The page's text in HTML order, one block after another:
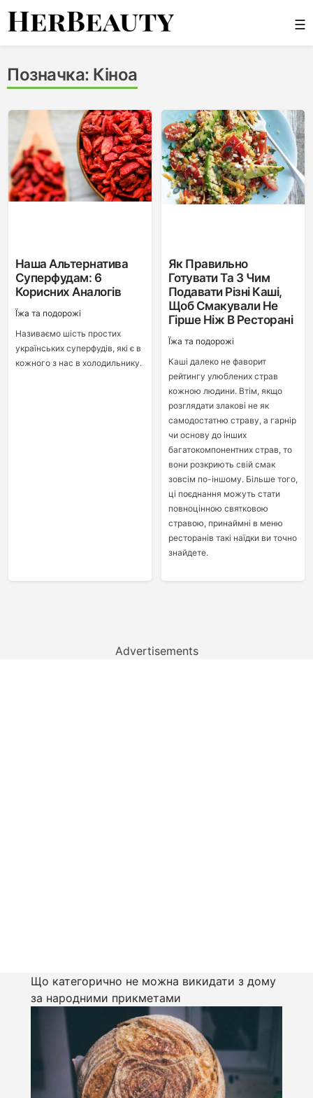
Skip
☰
Позначка: Кіноа
Наша Альтернатива
Суперфудам: 6
Корисних Аналогів
Ї́жа та подорожі
Називаємо шість простих
українських суперфудів, які є в
кожного з нас в холодильнику.
Як Правильно
Готувати Та З Чим
Подавати Різні Каші,
Щоб Смакували Не
Гірше Ніж В Ресторані
Ї́жа та подорожі
Каші далеко не фаворит
рейтингу улюблених страв
кожною людини. Втім, якщо
розглядати злакові не як
самодостатню страву, а гарнір
чи основу до інших
багатокомпонентних страв, то
вони розкриють свій смак
зовсім по-іншому. Більше того,
ці поєднання можуть стати
повноцінною святковою
стравою, принаймні в меню
ресторанів такі наїдки ви точно
знайдете.
Advertisements
Що категорично не можна викидати з дому
за народними прикметами